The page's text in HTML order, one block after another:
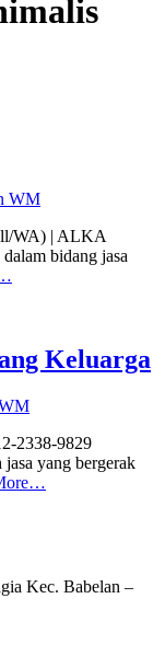
WM
WA) | ALKA
bidang jasa
Keluarga
2338-9829
yang bergerak
Kec. Babelan –